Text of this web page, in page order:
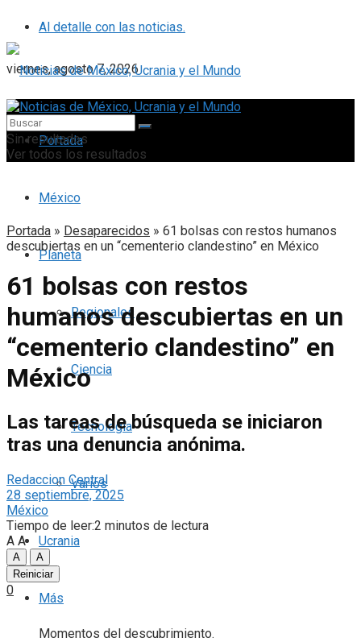
Al detalle con las noticias.
viernes, agosto 7, 2026
Portada
México
Planeta
Regionales
Ciencia
Tecnología
Varios
Ucrania
Más
Sin resultados
Ver todos los resultados
Portada » Desaparecidos » 61 bolsas con restos humanos
descubiertas en un “cementerio clandestino” en México
61 bolsas con restos
humanos descubiertas en un
“cementerio clandestino” en
México
Las tareas de búsqueda se iniciaron
tras una denuncia anónima.
Redaccion Central
28 septiembre, 2025
México
Tiempo de leer:2 minutos de lectura
A A
A
A
Reiniciar
0
Momentos del descubrimiento.